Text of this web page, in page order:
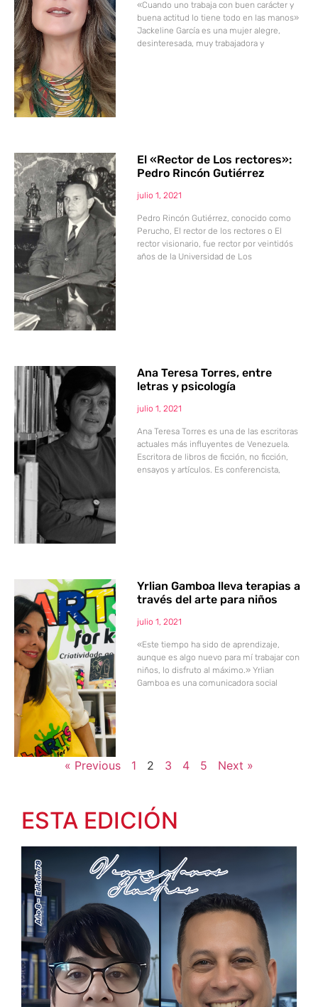
«Cuando uno trabaja con buen carácter y
buena actitud lo tiene todo en las manos»
Jackeline García es una mujer alegre,
desinteresada, muy trabajadora y
El «Rector de Los rectores»:
Pedro Rincón Gutiérrez
julio 1, 2021
Pedro Rincón Gutiérrez, conocido como
Perucho, El rector de los rectores o El
rector visionario, fue rector por veintidós
años de la Universidad de Los
Ana Teresa Torres, entre
letras y psicología
julio 1, 2021
Ana Teresa Torres es una de las escritoras
actuales más influyentes de Venezuela.
Escritora de libros de ficción, no ficción,
ensayos y artículos. Es conferencista,
Yrlian Gamboa lleva terapias a
través del arte para niños
julio 1, 2021
«Este tiempo ha sido de aprendizaje,
aunque es algo nuevo para mí trabajar con
niños, lo disfruto al máximo.» Yrlian
Gamboa es una comunicadora social
« Previous 1 2 3 4 5 Next »
ESTA EDICIÓN